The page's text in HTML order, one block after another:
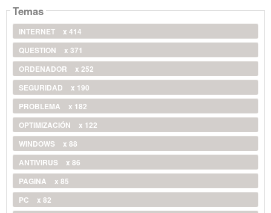
Temas
INTERNET
x 414
QUESTION
x 371
ORDENADOR
x 252
SEGURIDAD
x 190
PROBLEMA
x 182
OPTIMIZACIÓN
x 122
WINDOWS
x 88
ANTIVIRUS
x 86
PAGINA
x 85
PC
x 82